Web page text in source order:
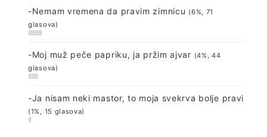
-Nemam vremena da pravim zimnicu (6%, 71
glasova)
-Moj muž peče papriku, ja pržim ajvar (4%, 44
glasova)
-Ja nisam neki mastor, to moja svekrva bolje pravi
(1%, 15 glasova)